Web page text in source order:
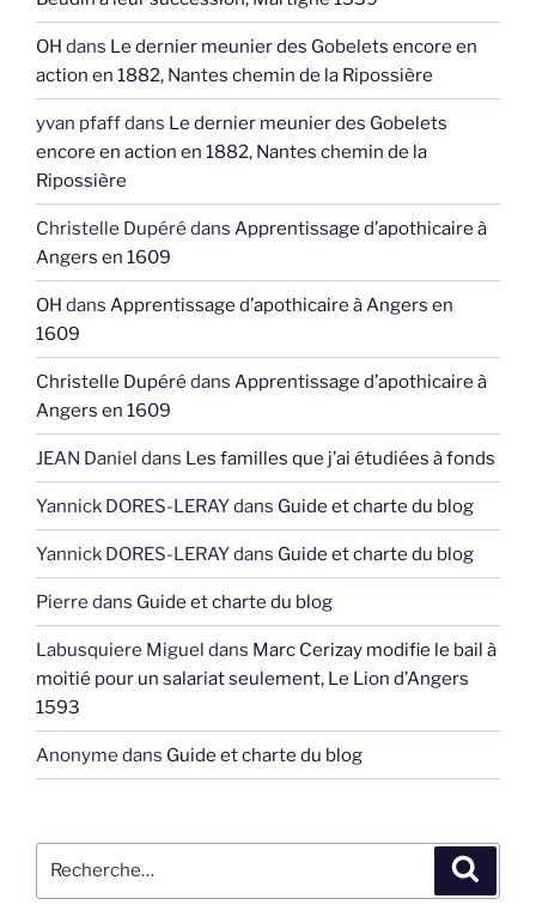
OH dans Le dernier meunier des Gobelets encore en
action en 1882, Nantes chemin de la Ripossière
yvan pfaffdans Le dernier meunier des Gobelets
encore en action en 1882, Nantes chemin de la
Ripossière
Christelle Dupéré dans Apprentissage d’apothicaire à
Angers en 1609
OH dans Apprentissage d’apothicaire à Angers en
1609
Christelle Dupéré dans Apprentissage d’apothicaire à
Angers en 1609
JEAN Daniel dans Les familles que j’ai étudiées à fonds
Yannick DORES-LERAYdans Guide et charte du blog
Yannick DORES-LERAYdans Guide et charte du blog
Pierre dans Guide et charte du blog
Labusquiere Miguel dans Marc Cerizay modifie le bail à
moitié pour un salariat seulement, Le Lion d’Angers
1593
Anonyme dans Guide et charte du blog
pour